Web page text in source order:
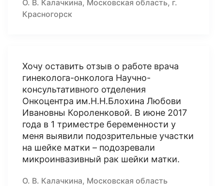
О. В. Калачкина, Московская область, г.
Красногорск
Хочу оставить отзыв о работе врача
гинеколога-онколога Научно-
консультативного отделения
Онкоцентра им.Н.Н.Блохина Любови
Ивановны Короленковой. В июне 2017
года в 1 триместре беременности у
меня выявили подозрительные участки
на шейке матки – подозревали
микроинвазивный рак шейки матки.
О. В. Калачкина, Московская область